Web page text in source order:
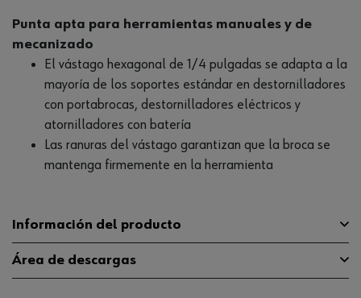
Punta apta para herramientas manuales y de
mecanizado
El vástago hexagonal de 1/4 pulgadas se adapta a la
mayoría de los soportes estándar en destornilladores
con portabrocas, destornilladores eléctricos y
atornilladores con batería
Las ranuras del vástago garantizan que la broca se
mantenga firmemente en la herramienta
Información del producto
Material ST
Área de descargas